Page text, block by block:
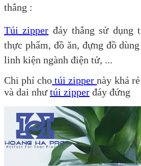
thẳng :
Túi zipper đáy thẳng sử dụng
thực phẩm, đồ ăn, đựng đồ
linh kiện ngành điện tử, ...
Chi phí cho túi zippernày khá
và dai nhưtúi zipper đáy đứng